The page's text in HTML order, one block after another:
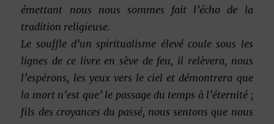
émettant nous nous sommes fait l’écho de la
tradition religieuse.
Le souffle d’un spiritualisme élevé coule sous les
lignes de ce livre en sève de feu, il relèvera, nous
l’espérons, les yeux vers le ciel et démontrera que
la mort n’est que’ le passage du temps à l’éternité ;
fils des croyances du passé, nous sentons que nous